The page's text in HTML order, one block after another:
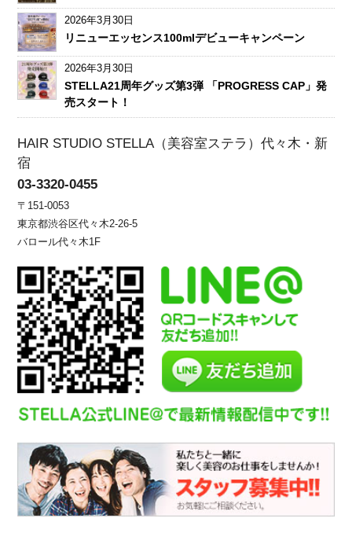
2026年3月30日
リニューエッセンス100mlデビューキャンペーン
2026年3月30日
STELLA21周年グッズ第3弾 「PROGRESS CAP」発
売スタート！
HAIR STUDIO STELLA（美容室ステラ）代々木・新
宿
03-3320-0455
〒151-0053
東京都渋谷区代々木2-26-5
バロール代々木1F